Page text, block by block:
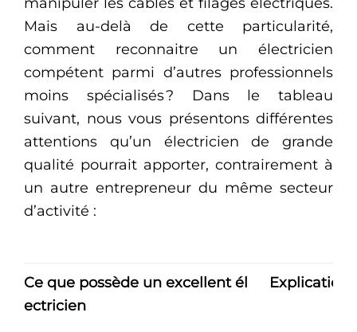
Mais au-delà de cette particularité,
comment reconnaitre un électricien
compétent parmi d’autres professionnels
moins spécialisés ? Dans le tableau
suivant, nous vous présentons différentes
attentions qu’un électricien de grande
qualité pourrait apporter, contrairement à
un autre entrepreneur du même secteur
d’activité :
Ce que possède un excellent él
ectricien
Explication